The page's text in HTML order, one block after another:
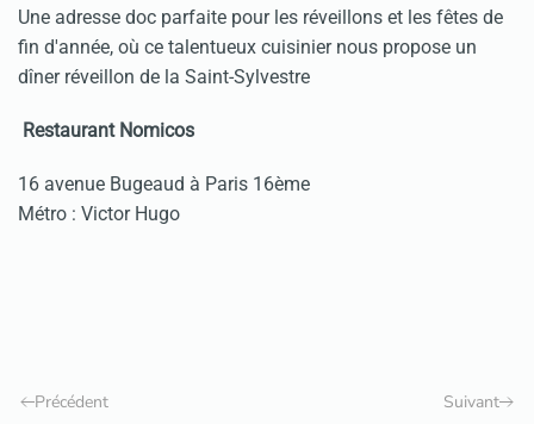
Une adresse doc parfaite pour les réveillons et les fêtes de
fin d'année, où ce talentueux cuisinier nous propose un
dîner réveillon de la Saint-Sylvestre
Restaurant Nomicos
16 avenue Bugeaud à Paris 16ème
Métro : Victor Hugo
Précédent Suivant